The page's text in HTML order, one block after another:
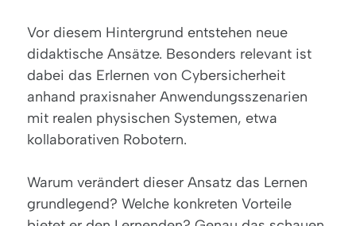
Vor diesem Hintergrund entstehen neue
didaktische Ansätze. Besonders relevant ist
dabei das Erlernen von Cybersicherheit
anhand praxisnaher Anwendungsszenarien
mit realen physischen Systemen, etwa
kollaborativen Robotern.
Warum verändert dieser Ansatz das Lernen
grundlegend? Welche konkreten Vorteile